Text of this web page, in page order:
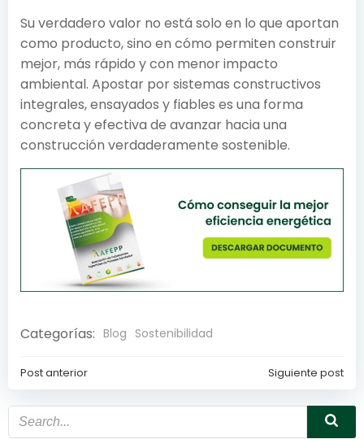
Su verdadero valor no está solo en lo que aportan
como producto, sino en cómo permiten construir
mejor, más rápido y con menor impacto
ambiental. Apostar por sistemas constructivos
integrales, ensayados y fiables es una forma
concreta y efectiva de avanzar hacia una
construcción verdaderamente sostenible.
Categorías: Blog Sostenibilidad
Navegación
de
Post anterior
Navegación
Siguiente post